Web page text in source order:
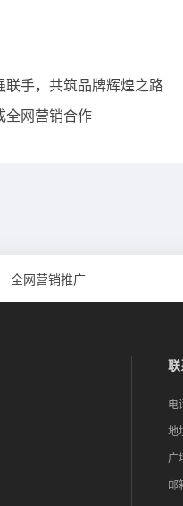
联手，共筑品牌辉煌之路
全网营销合作
全网营销推广
联
电
地
广
邮